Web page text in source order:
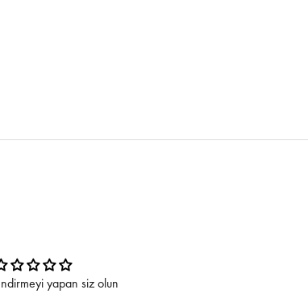
yapan siz olun